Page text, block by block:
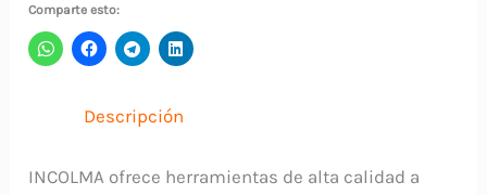
Comparte esto:
Descripción
INCOLMA ofrece herramientas de alta calidad a